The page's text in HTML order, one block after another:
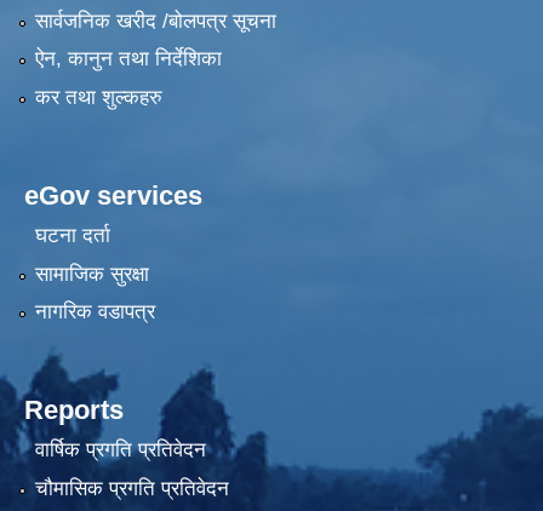
सार्वजनिक खरीद /बोलपत्र सूचना
ऐन, कानुन तथा निर्देशिका
कर तथा शुल्कहरु
eGov services
घटना दर्ता
सामाजिक सुरक्षा
नागरिक वडापत्र
Reports
वार्षिक प्रगति प्रतिवेदन
चौमासिक प्रगति प्रतिवेदन